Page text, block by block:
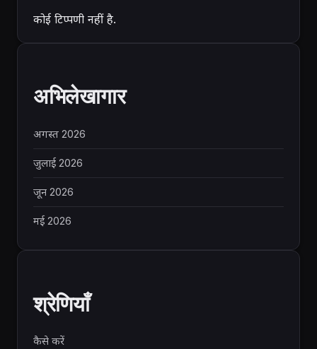
कोई टिप्पणी नहीं है.
अभिलेखागार
अगस्त 2026
जुलाई 2026
जून 2026
मई 2026
श्रेणियाँ
कैसे करें